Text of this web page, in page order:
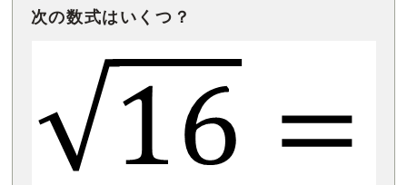
次の数式はいくつ？